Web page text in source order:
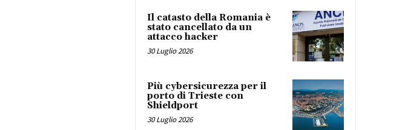
Il catasto della Romania è
stato cancellato da un
attacco hacker
30 Luglio 2026
Più cybersicurezza per il
porto di Trieste con
Shieldport
30 Luglio 2026